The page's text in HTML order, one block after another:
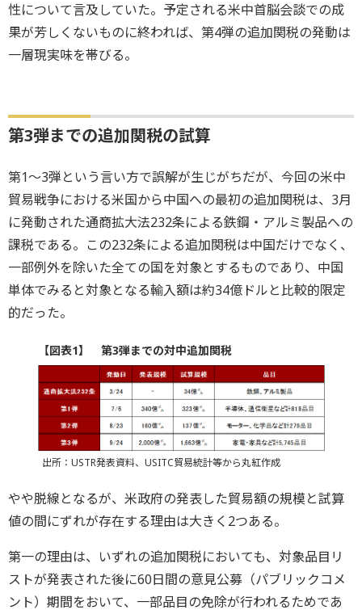
性について言及していた。予定される米中首脳会談での成
果が芳しくないものに終われば、第4弾の追加関税の発動は
一層現実味を帯びる。
第3弾までの追加関税の試算
第1～3弾という言い方で誤解が生じがちだが、今回の米中
貿易戦争における米国から中国への最初の追加関税は、3月
に発動された通商拡大法232条による鉄鋼・アルミ製品への
課税である。この232条による追加関税は中国だけでなく、
一部例外を除いた全ての国を対象とするものであり、中国
単体でみると対象となる輸入額は約34億ドルと比較的限定
的だった。
【図表1】 第3弾までの対中追加関税
出所：USTR発表資料、USITC貿易統計等から丸紅作成
やや脱線となるが、米政府の発表した貿易額の規模と試算
値の間にずれが存在する理由は大きく2つある。
第一の理由は、いずれの追加関税においても、対象品目リ
ストが発表された後に60日間の意見公募（パブリックコメ
ント）期間をおいて、一部品目の免除が行われるためであ